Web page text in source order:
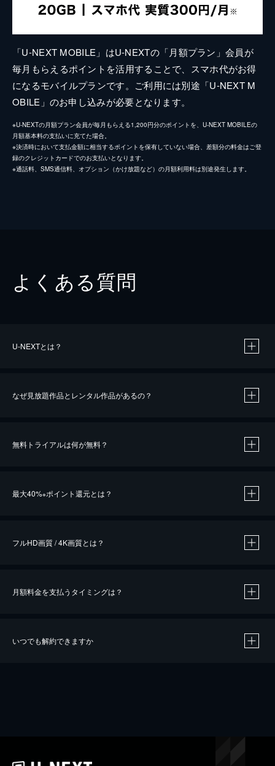
「U-NEXT MOBILE」はU-NEXTの「月額プラン」会員が
毎月もらえるポイントを活用することで、スマホ代がお得
になるモバイルプランです。ご利用には別途「U-NEXT M
OBILE」のお申し込みが必要となります。
※U-NEXTの月額プラン会員が毎月もらえる1,200円分のポイントを、U-NEXT MOBILEの
月額基本料の支払いに充てた場合。
※決済時において支払金額に相当するポイントを保有していない場合、差額分の料金はご登
録のクレジットカードでのお支払いとなります。
※通話料、SMS通信料、オプション（かけ放題など）の月額利用料は別途発生します。
よくある質問
U-NEXTとは？
なぜ見放題作品とレンタル作品があるの？
無料トライアルは何が無料？
最大40%※ポイント還元とは？
※40％ポイント還元の対象は、クレジットカード決済による作品の購入 / レンタルです。
iOSアプリのUコイン決済による作品の購入 / レンタルは、20％のポイント還元です。
フルHD画質 / 4K画質とは？
月額料金を支払うタイミングは？
いつでも解約できますか